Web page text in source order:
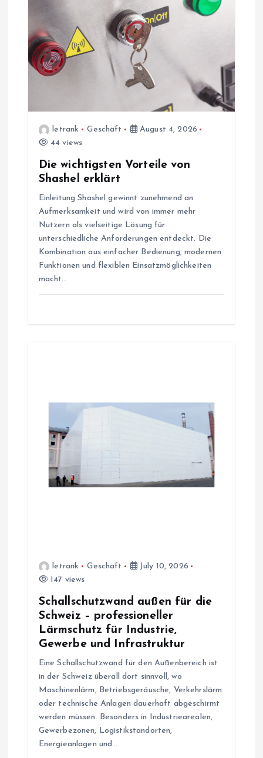
a
t
letrank Geschäft
August 4, 2026
44 views
Die wichtigsten Vorteile von
Shashel erklärt
Einleitung Shashel gewinnt zunehmend an
Aufmerksamkeit und wird von immer mehr
Nutzern als vielseitige Lösung für
unterschiedliche Anforderungen entdeckt. Die
Kombination aus einfacher Bedienung, modernen
Funktionen und flexiblen Einsatzmöglichkeiten
macht…
letrank Geschäft
July 10, 2026
147 views
Schallschutzwand außen für die
Schweiz – professioneller
Lärmschutz für Industrie,
Gewerbe und Infrastruktur
Eine Schallschutzwand für den Außenbereich ist
in der Schweiz überall dort sinnvoll, wo
Maschinenlärm, Betriebsgeräusche, Verkehrslärm
oder technische Anlagen dauerhaft abgeschirmt
werden müssen. Besonders in Industriearealen,
Gewerbezonen, Logistikstandorten,
Energieanlagen und…